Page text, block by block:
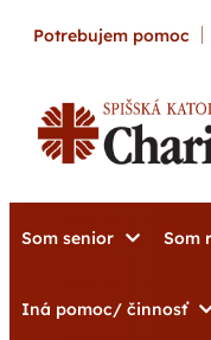
Potrebujem pomoc
Som senior Som
Iná pomoc/ činnosť